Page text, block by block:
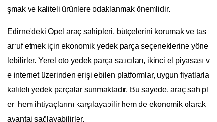
şmak ve kaliteli ürünlere odaklanmak önemlidir.
Edirne'deki Opel araç sahipleri, bütçelerini korumak ve tas
arruf etmek için ekonomik yedek parça seçeneklerine yöne
lebilirler. Yerel oto yedek parça satıcıları, ikinci el piyasası v
e internet üzerinden erişilebilen platformlar, uygun fiyatlarla
kaliteli yedek parçalar sunmaktadır. Bu sayede, araç sahipl
eri hem ihtiyaçlarını karşılayabilir hem de ekonomik olarak
avantaj sağlayabilirler.